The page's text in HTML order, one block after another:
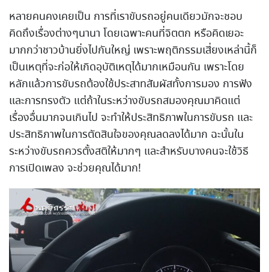
หลายคนคงเคยเป็น การที่เราขับรถอยู่คนเดียวมักจะชอบ
คิดถึงเรื่องต่างๆนานา โดยเฉพาะคนที่จิตตก หรือคิดเยอะ
มากกว่าชาวบ้านยิ่งไปกันใหญ่ เพราะพฤติกรรมเสี่ยงเหล่านี้ก็
เป็นเหตุที่จะก่อให้เกิดอุบัติเหตุได้มากเหมือนกัน เพราะโดย
หลักแล้วการขับรถต้องใช้ประสาทสัมผัสทั้งการมอง การฟัง
และการทรงตัว แต่ถ้าในระหว่างขับรถสมองคุณมาคิดแต่
เรื่องอื่นมากจนเกินไป จะทำให้ประสิทธิภาพในการขับรถ และ
ประสิทธิภาพในการตัดสินใจของคุณลดลงได้มาก ฉะนั้นใน
ระหว่างขับรถควรตั้งสติให้มากๆ และสำหรับบางคนจะใช้วิธี
การเปิดเพลง จะช่วยคุณได้มาก!